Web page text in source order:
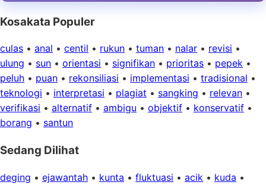
Kosakata Populer
culas • anal • centil • rukun • tuman • nalar • revisi •
ulung • sun • orientasi • signifikan • prioritas • pepek •
peluh • puan • rekonsiliasi • implementasi • tradisional •
teknologi • interpretasi • plagiat • sangking • relevan •
verifikasi • alternatif • ambigu • objektif • konservatif •
borang • santun
Sedang Dilihat
deging • ejawantah • kunta • fluktuasi • acik • kuda •